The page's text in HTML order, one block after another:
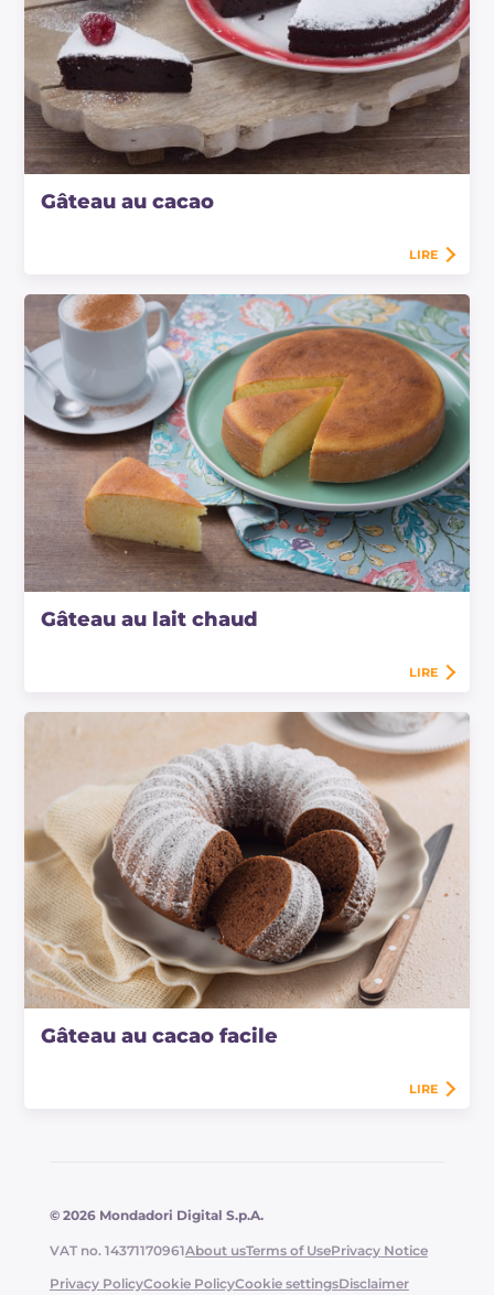
Gâteau au cacao
LIRE
Gâteau au lait chaud
LIRE
Gâteau au cacao facile
LIRE
© 2026 Mondadori Digital S.p.A.
VAT no. 14371170961About usTerms of UsePrivacy Notice
Privacy PolicyCookie PolicyCookie settingsDisclaimer